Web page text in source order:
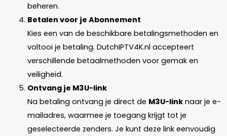
beheren.
Betalen voor je Abonnement
Kies een van de beschikbare betalingsmethoden en
voltooi je betaling. DutchIPTV4K.nl accepteert
verschillende betaalmethoden voor gemak en
veiligheid.
Ontvang je M3U-link
Na betaling ontvang je direct de M3U-linknaar je e-
mailadres, waarmee je toegang krijgt tot je
geselecteerde zenders. Je kunt deze link eenvoudig